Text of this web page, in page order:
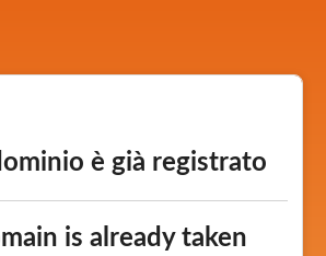
è già registrato
is already taken